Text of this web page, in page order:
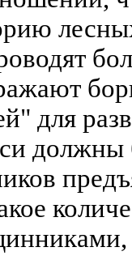
для
должны